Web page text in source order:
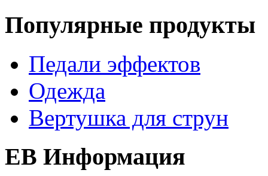
Популярные продукты
Педали эффектов
Одежда
Вертушка для струн
EB Информация